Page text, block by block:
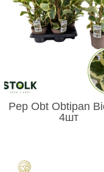
Pep Obt Obtipan
4шт